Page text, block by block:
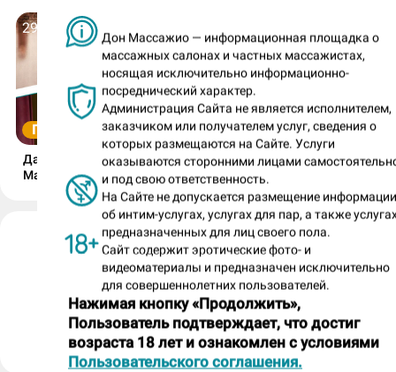
Дон Массажио — информационная площадка о
массажных салонах и частных массажистах,
носящая исключительно информационно-
посреднический характер.
Администрация Сайта не является исполнителем,
заказчиком или получателем услуг, сведения о
которых размещаются на Сайте. Услуги
оказываются сторонними лицами
и под свою ответственность.
На Сайте не допускается размещение информации
об интим-услугах, услугах для пар, а также
предназначенных для лиц своего пола.
Сайт содержит эротические фото- и
видеоматериалы и предназначен исключительно
для совершеннолетних пользователей.
Нажимая кнопку «Продолжить»,
Пользователь подтверждает, что достиг
возраста 18 лет и ознакомлен с условиями
Пользовательского соглашения.
29 июля 2026
ГОРЯЧИЕ И НАХОДЧИВЫЕ
Дачное ню Елены и прекрасная
Маркиза с карнавала!
ЛУЧШИЕ СИСЬКИ
Мощнейшие буфера
скульптурная
Елена (номер анкеты: 576263)
анкета размещена салоном «Reflex» более года
Пожаловаться на анкету